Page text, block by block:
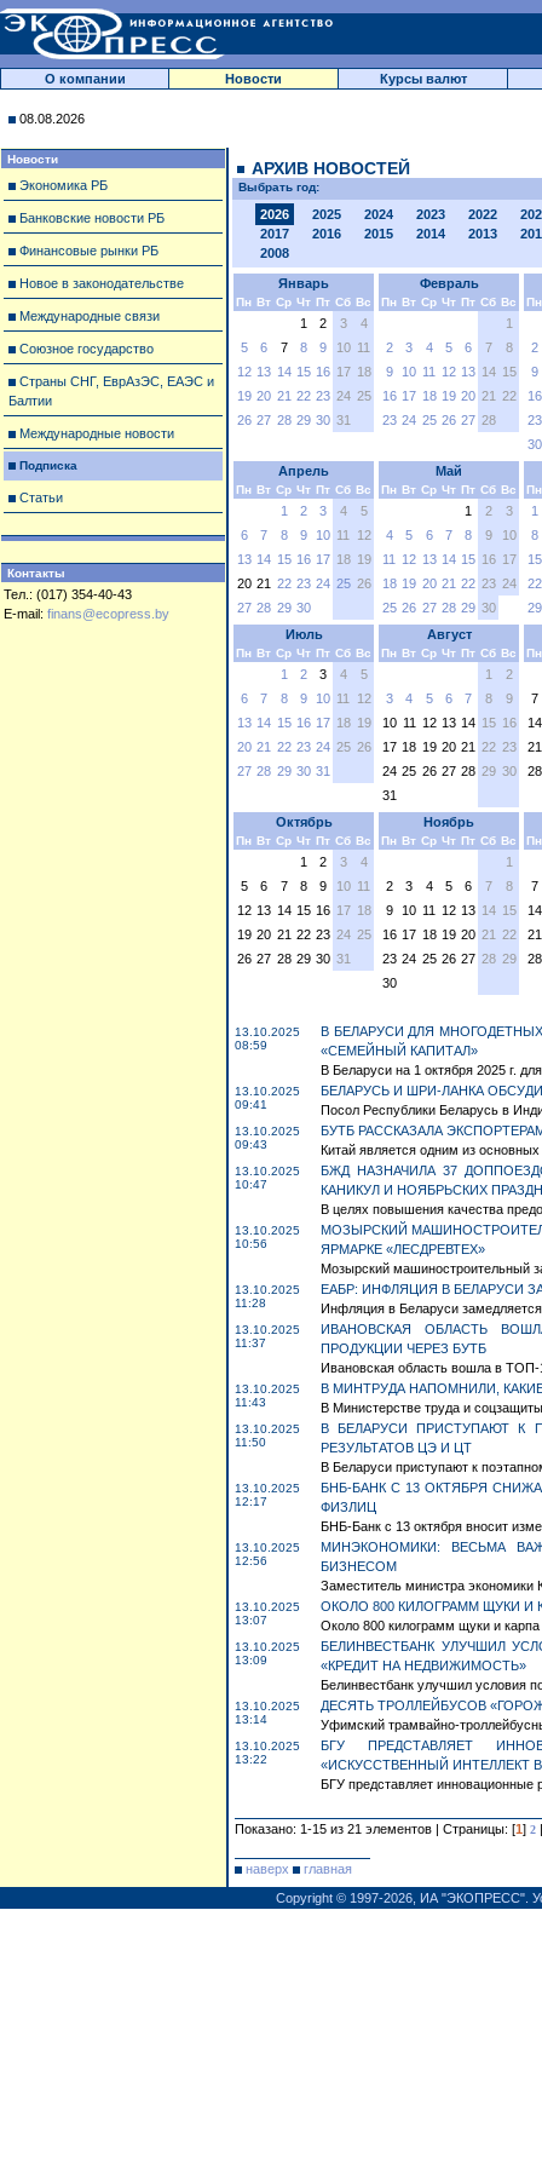
О компании Новости Курсы валют
08.08.2026
Новости
Экономика РБ
Банковские новости РБ
Финансовые рынки РБ
Новое в законодательстве
Международные связи
Союзное государство
Страны СНГ, ЕврАзЭС, ЕАЭС и
Балтии
Международные новости
Подписка
Статьи
Контакты
Тел.: (017) 354-40-43
E-mail: finans@ecopress.by
АРХИВ НОВОСТЕЙ
Выбрать год:
2026 2025 2024 2023 2022
2017
2016 2015 2014 2013
2008
Январь
Пн Вт Ср Чт Пт Сб Вс
1 2 3
4
5
6 7 8 9 10 11
12 13 14 15 16 17 18
19 20 21 22 23 24 25
26 27 28 29 30 31
Февраль
Пн Вт Ср Чт Пт Сб Вс
1
2
3 4 5 6 7
8
9
10 11 12 13 14 15
16 17 18 19 20 21 22
23 24 25 26 27 28
Пн
2
9
16
23
30
Апрель
Пн Вт Ср Чт Пт Сб Вс
1 2 3 4
5
6
7 8 9 10 11
12
13 14 15 16 17 18 19
20 21 22 23 24 25 26
27 28 29 30
Май
Пн Вт Ср Чт Пт Сб Вс
1 2
3
4
5 6 7 8 9
10
11
12 13 14 15 16 17
18 19 20 21 22 23 24
25 26 27 28 29 30
Пн
1
8
15
22
29
Июль
Пн Вт Ср Чт Пт Сб Вс
1 2 3 4
5
6
7 8 9 10 11
12
13 14 15 16 17 18 19
20 21 22 23 24 25 26
27 28 29 30 31
Август
Пн Вт Ср Чт Пт Сб Вс
1
2
3
4 5 6 7 8
9
10 11 12 13 14 15 16
17 18 19 20 21 22 23
24 25 26 27 28 29 30
31
Пн
7
14
21
28
Октябрь
Пн Вт Ср Чт Пт Сб Вс
1 2 3
4
5
6 7 8 9 10 11
12 13 14 15 16 17 18
19 20 21 22 23 24 25
26 27 28 29 30 31
Ноябрь
Пн Вт Ср Чт Пт Сб Вс
1
2
3 4 5 6 7
8
9
10 11 12 13 14 15
16 17 18 19 20 21 22
23 24 25 26 27 28 29
30
Пн
7
14
21
28
13.10.2025
08:59
В БЕЛАРУСИ ДЛЯ
«СЕМЕЙНЫЙ КАПИТАЛ»
В Беларуси на 1 октября 2025 г.
13.10.2025
09:41
БЕЛАРУСЬ И ШРИ-ЛАНКА
Посол Республики Беларусь в
13.10.2025
09:43
БУТБ РАССКАЗАЛА
Китай является одним из
13.10.2025
10:47
БЖД НАЗНАЧИЛА 37
КАНИКУЛ И НОЯБРЬСКИХ
В целях повышения качества
13.10.2025
10:56
МОЗЫРСКИЙ
ЯРМАРКЕ «ЛЕСДРЕВТЕХ»
Мозырский машиностроительный
13.10.2025
11:28
ЕАБР: ИНФЛЯЦИЯ В БЕЛАРУСИ
Инфляция в Беларуси
13.10.2025
11:37
ИВАНОВСКАЯ ОБЛАСТЬ
ПРОДУКЦИИ ЧЕРЕЗ БУТБ
Ивановская область вошла в ТОП-
13.10.2025
11:43
В МИНТРУДА НАПОМНИЛИ,
В Министерстве труда и
13.10.2025
11:50
В БЕЛАРУСИ ПРИСТУПАЮТ К
РЕЗУЛЬТАТОВ ЦЭ И ЦТ
В Беларуси приступают к
13.10.2025
12:17
БНБ-БАНК С 13 ОКТЯБРЯ
ФИЗЛИЦ
БНБ-Банк с 13 октября вносит
13.10.2025
12:56
МИНЭКОНОМИКИ: ВЕСЬМА
БИЗНЕСОМ
Заместитель министра экономики
13.10.2025
13:07
ОКОЛО 800 КИЛОГРАММ ЩУКИ И
Около 800 килограмм щуки и
13.10.2025
13:09
БЕЛИНВЕСТБАНК УЛУЧШИЛ
«КРЕДИТ НА НЕДВИЖИМОСТЬ»
Белинвестбанк улучшил условия
13.10.2025
13:14
ДЕСЯТЬ ТРОЛЛЕЙБУСОВ
Уфимский трамвайно-
13.10.2025
13:22
БГУ ПРЕДСТАВЛЯЕТ
«ИСКУССТВЕННЫЙ ИНТЕЛЛЕКТ
БГУ представляет инновационные
Показано: 1-15 из 21 элементов | Страницы: [1] 2 |
наверх
главная
Copyright © 1997-2026, ИА "ЭКОПРЕСС".